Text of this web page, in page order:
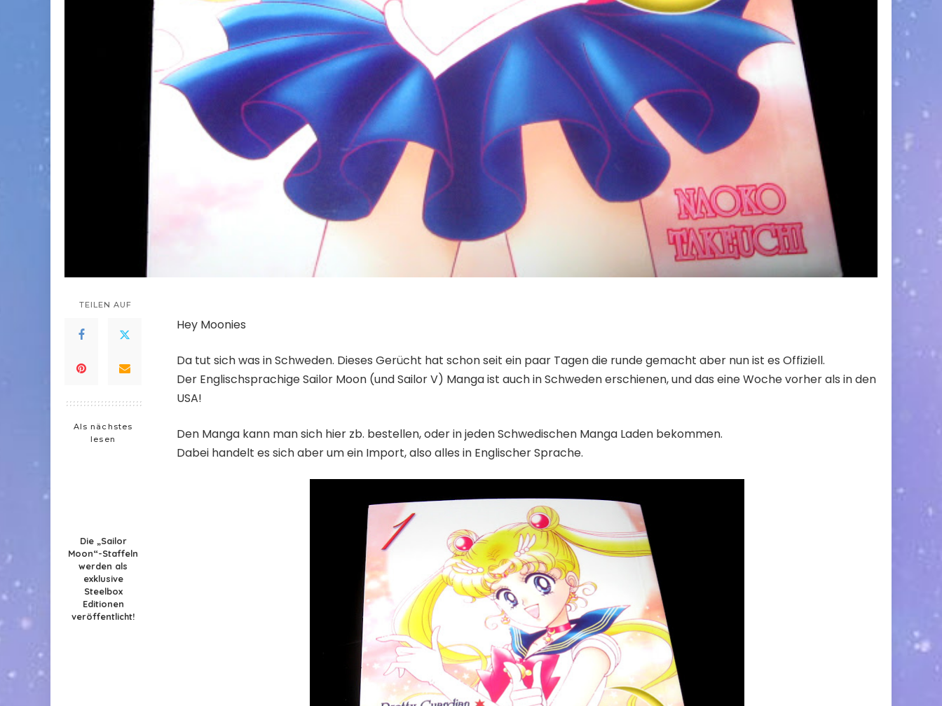
TEILEN AUF
Als nächstes
lesen
Die „Sailor
Moon“-Staffeln
werden als
exklusive
Steelbox
Editionen
veröffentlicht!
Hey Moonies
Da tut sich was in Schweden. Dieses Gerücht hat schon seit ein paar Tagen die runde gemacht aber nun ist es Offiziell.
Der Englischsprachige Sailor Moon (und Sailor V) Manga ist auch in Schweden erschienen, und das eine Woche vorher als in den
USA!
Den Manga kann man sich hier zb. bestellen, oder in jeden Schwedischen Manga Laden bekommen.
Dabei handelt es sich aber um ein Import, also alles in Englischer Sprache.